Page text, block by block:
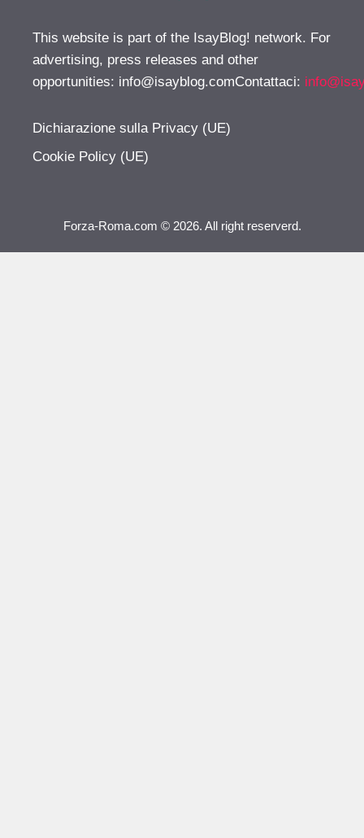
This website is part of the IsayBlog! network. For
advertising, press releases and other
opportunities: info@isayblog.comContattaci:
Dichiarazione sulla Privacy (UE)
Cookie Policy (UE)
Forza-Roma.com © 2026. All right reserverd.